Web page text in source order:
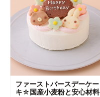
ファーストバースデーケー
キ☆国産小麦粉と安心材料